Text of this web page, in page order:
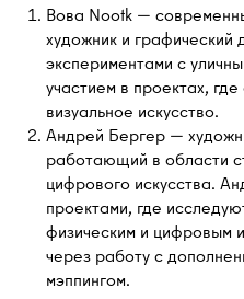
Вова Nootk —
художник и графический
экспериментами с
участием в проектах,
визуальное искусство.
Андрей Бергер —
работающий в области
цифрового искусства.
проектами, где
физическим и цифровым
через работу с
мэппингом.